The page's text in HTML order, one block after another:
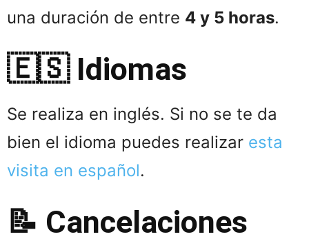
una duración de entre 4 y 5 horas.
🇪🇸 Idiomas
Se realiza en inglés. Si no se te da
bien el idioma puedes realizar esta
visita en español.
📝 Cancelaciones